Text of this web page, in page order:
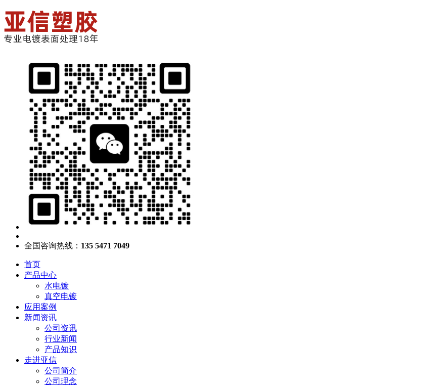
全国咨询热线： 135 5471 7049
首页
产品中心
水电镀
真空电镀
应用案例
新闻资讯
公司资讯
行业新闻
产品知识
走进亚信
公司简介
公司理念